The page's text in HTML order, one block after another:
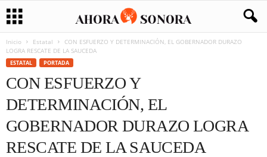
Inicio Estatal
CON ESFUERZO Y DETERMINACIÓN, EL GOBERNADOR DURAZO
LOGRA RESCATE DE LA SAUCEDA
ESTATAL PORTADA
CON ESFUERZO Y
DETERMINACIÓN, EL
GOBERNADOR DURAZO LOGRA
RESCATE DE LA SAUCEDA